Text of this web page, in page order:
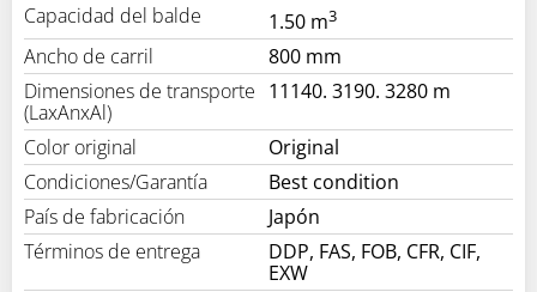
Capacidad del balde
1.50 m3
Ancho de carril
800 mm
Dimensiones de transporte
(LaxAnxAl)
11140. 3190. 3280 m
Color original
Original
Condiciones/Garantía
Best condition
País de fabricación
Japón
Términos de entrega
DDP, FAS, FOB, CFR, CIF,
EXW